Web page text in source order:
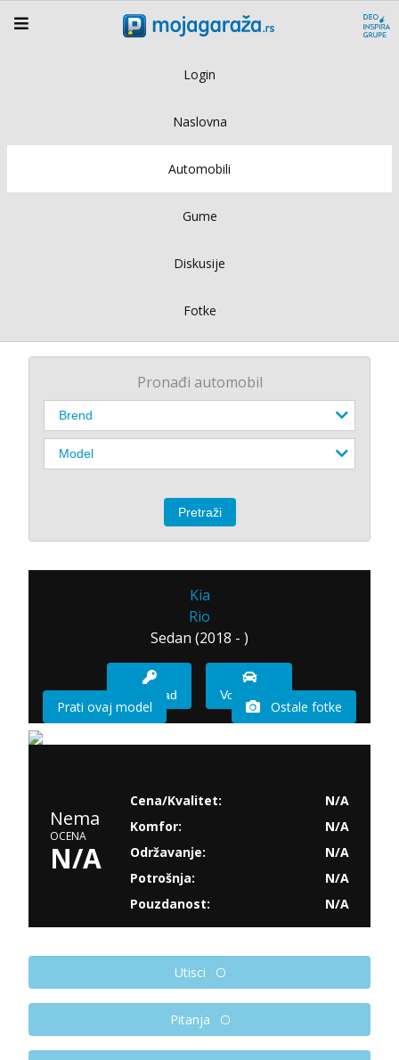
Login
Naslovna
Automobili
Gume
Diskusije
Fotke
Pronađi automobil
Kia
Rio
Sedan (2018 - )
Imam sad Vozio sam
Prati ovaj model Ostale fotke
Nema
OCENA
N/A
Cena/Kvalitet:
N/A
Komfor:
N/A
Održavanje:
N/A
Potrošnja:
N/A
Pouzdanost:
N/A
Utisci
Pitanja